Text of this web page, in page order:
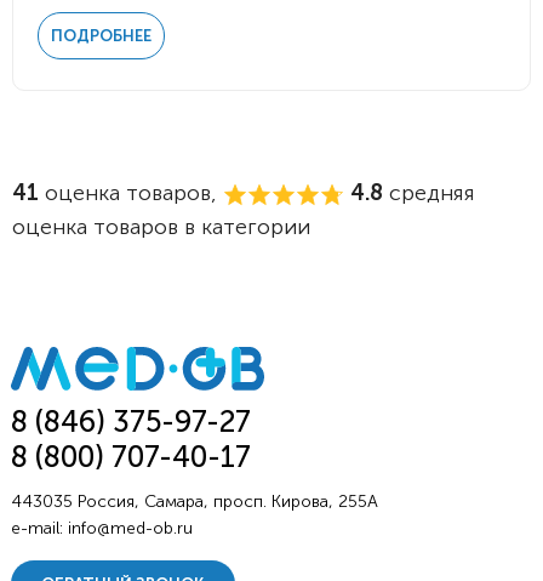
ПОДРОБНЕЕ
41 оценка товаров, 4.8 средняя
оценка товаров в категории
8 (846) 375-97-27
8 (800) 707-40-17
443035 Россия, Самара, просп. Кирова, 255А
e-mail: info@med-ob.ru